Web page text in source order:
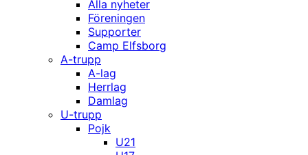
Alla nyheter
Föreningen
Supporter
Camp Elfsborg
A-trupp
A-lag
Herrlag
Damlag
U-trupp
Pojk
U21